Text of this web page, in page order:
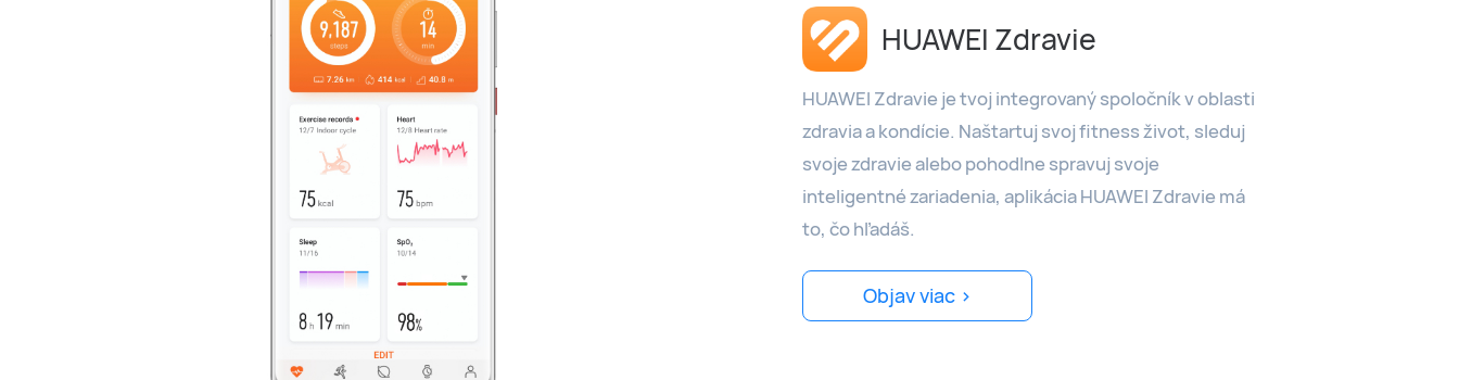
HUAWEI Zdravie
HUAWEI Zdravie je tvoj integrovaný spoločník v oblasti
zdravia a kondície. Naštartuj svoj fitness život, sleduj
svoje zdravie alebo pohodlne spravuj svoje
inteligentné zariadenia, aplikácia HUAWEI Zdravie má
to, čo hľadáš.
Objav viac >